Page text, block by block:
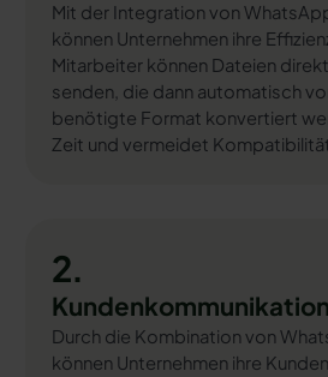
Mit der Integration von
können Unternehmen ihre
Mitarbeiter können Dateien
senden, die dann automatisch
benötigte Format konvertiert
Zeit und vermeidet
2.
Kundenkommunikation
Durch die Kombination von
können Unternehmen ihre